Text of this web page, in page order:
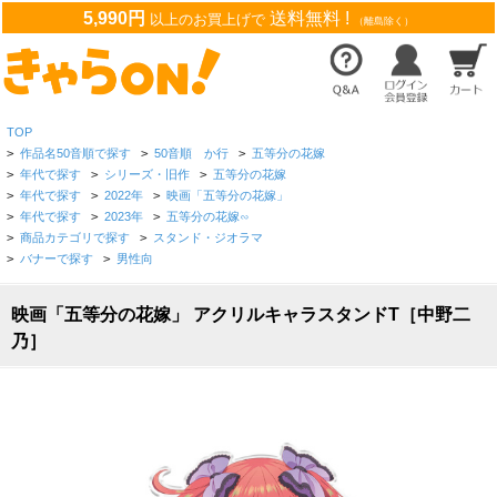
5,990円 以上のお買上げで 送料無料 ! （離島除く）
TOP
> 作品名50音順で探す > 50音順 か行 > 五等分の花嫁
> 年代で探す > シリーズ・旧作 > 五等分の花嫁
> 年代で探す > 2022年 > 映画「五等分の花嫁」
> 年代で探す > 2023年 > 五等分の花嫁∽
> 商品カテゴリで探す > スタンド・ジオラマ
> バナーで探す > 男性向
映画「五等分の花嫁」 アクリルキャラスタンドT［中野二
乃］